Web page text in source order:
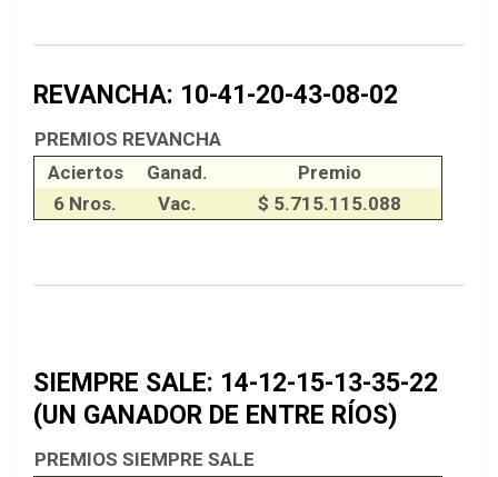
REVANCHA: 10-41-20-43-08-02
PREMIOS REVANCHA
Aciertos
Ganad.
Premio
6 Nros.
Vac. $ 5.715.115.088
SIEMPRE SALE: 14-12-15-13-35-22
(UN GANADOR DE ENTRE RÍOS)
PREMIOS SIEMPRE SALE